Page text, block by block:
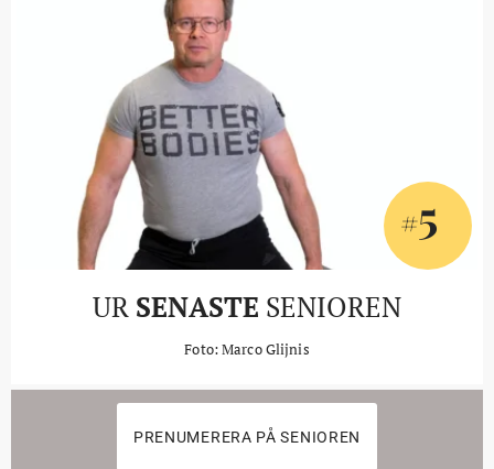
#5
UR SENASTE SENIOREN
Foto: Marco Glijnis
PRENUMERERA PÅ SENIOREN